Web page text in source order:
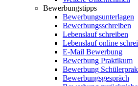
Bewerbungstipps
Bewerbungsunterlagen
Bewerbungsschreiben
Lebenslauf schreiben
Lebenslauf online
E-Mail Bewerbung
Bewerbung Praktikum
Bewerbung
Bewerbungsgespräch